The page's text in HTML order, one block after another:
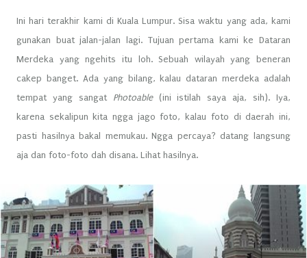
Ini hari terakhir kami di Kuala Lumpur. Sisa waktu yang ada, kami
gunakan buat jalan-jalan lagi. Tujuan pertama kami ke Dataran
Merdeka yang ngehits itu loh. Sebuah wilayah yang beneran
cakep banget. Ada yang bilang, kalau dataran merdeka adalah
tempat yang sangat Photoable(ini istilah saya aja, sih). Iya,
karena sekalipun kita ngga jago foto, kalau foto di daerah ini,
pasti hasilnya bakal memukau. Ngga percaya? datang langsung
aja dan foto-foto dah disana. Lihat hasilnya.